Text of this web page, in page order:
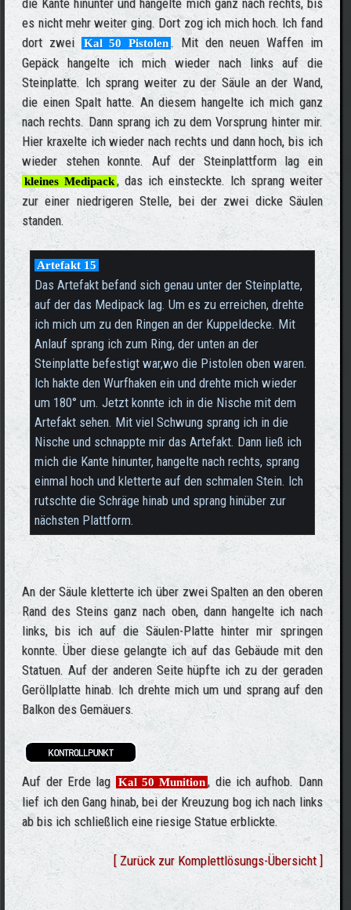
es nicht mehr weiter ging. Dort zog ich mich hoch. Ich fand
dort zwei
Kal 50 Pistolen . Mit den neuen Waffen im
Gepäck hangelte ich mich wieder nach links auf die
Steinplatte. Ich sprang weiter zu der Säule an der Wand,
die einen Spalt hatte. An diesem hangelte ich mich ganz
nach rechts. Dann sprang ich zu dem Vorsprung hinter mir.
Hier kraxelte ich wieder nach rechts und dann hoch, bis ich
wieder stehen konnte. Auf der Steinplattform lag ein
kleines Medipack, das ich einsteckte. Ich sprang weiter
zur einer niedrigeren Stelle, bei der zwei dicke Säulen
standen.
Artefakt 15
Das Artefakt befand sich genau unter der Steinplatte,
auf der das Medipack lag. Um es zu erreichen, drehte
ich mich um zu den Ringen an der Kuppeldecke. Mit
Anlauf sprang ich zum Ring, der unten an der
Steinplatte befestigt war,wo die Pistolen oben waren.
Ich hakte den Wurfhaken ein und drehte mich wieder
um 180° um. Jetzt konnte ich in die Nische mit dem
Artefakt sehen. Mit viel Schwung sprang ich in die
Nische und schnappte mir das Artefakt. Dann ließ ich
mich die Kante hinunter, hangelte nach rechts, sprang
einmal hoch und kletterte auf den schmalen Stein. Ich
rutschte die Schräge hinab und sprang hinüber zur
nächsten Plattform.
An der Säule kletterte ich über zwei Spalten an den oberen
Rand des Steins ganz nach oben, dann hangelte ich nach
links, bis ich auf die Säulen-Platte hinter mir springen
konnte. Über diese gelangte ich auf das Gebäude mit den
Statuen. Auf der anderen Seite hüpfte ich zu der geraden
Geröllplatte hinab. Ich drehte mich um und sprang auf den
Balkon des Gemäuers.
Auf der Erde lag Kal 50 Munition , die ich aufhob. Dann
lief ich den Gang hinab, bei der Kreuzung bog ich nach links
ab bis ich schließlich eine riesige Statue erblickte.
[ Zurück zur Komplettlösungs-Übersicht ]